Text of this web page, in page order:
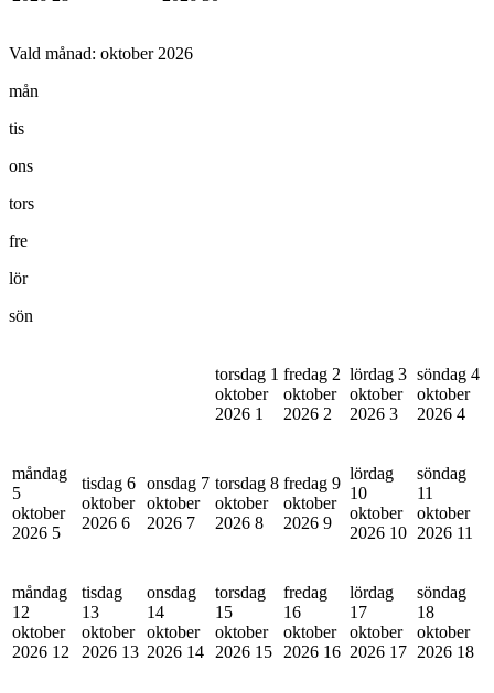
Vald månad: oktober 2026
mån
tis
ons
tors
fre
lör
sön
torsdag 1
oktober
2026 1
fredag 2
oktober
2026 2
lördag 3
oktober
2026 3
söndag 4
oktober
2026 4
måndag
5
oktober
2026 5
tisdag 6
oktober
2026 6
onsdag 7
oktober
2026 7
torsdag 8
oktober
2026 8
fredag 9
oktober
2026 9
lördag
10
oktober
2026 10
söndag
11
oktober
2026 11
måndag
12
oktober
2026 12
tisdag
13
oktober
2026 13
onsdag
14
oktober
2026 14
torsdag
15
oktober
2026 15
fredag
16
oktober
2026 16
lördag
17
oktober
2026 17
söndag
18
oktober
2026 18